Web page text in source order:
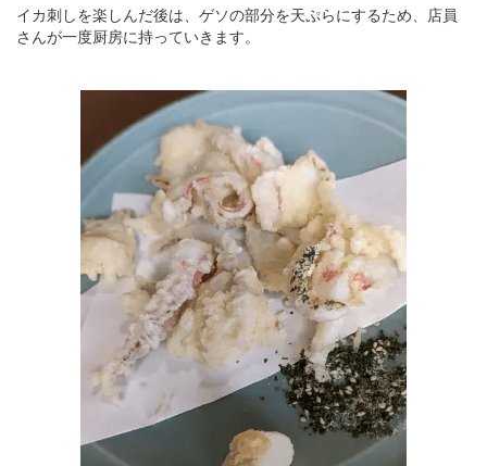
イカ刺しを楽しんだ後は、ゲソの部分を天ぷらにするため、店員
さんが一度厨房に持っていきます。